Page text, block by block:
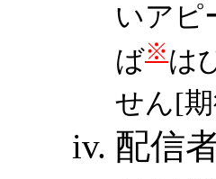
いアピ
ば※は
せん[
配信